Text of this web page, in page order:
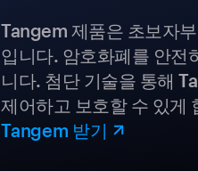
Tangem 제품은 초보자
입니다. 암호화폐를 안전
니다. 첨단 기술을 통해
제어하고 보호할 수 있게
Tangem 받기